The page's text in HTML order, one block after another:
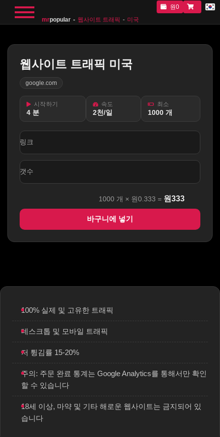
mrpopular 웹사이트 트래픽 미국
원0
웹사이트 트래픽 미국
google.com
시작하기
4 분
속도
2천/일
최소
1000 개
링크
갯수
1000 개 × 원0.333 = 원333
바구니에 넣기
100% 실제 및 고유한 트래픽
데스크톱 및 모바일 트래픽
저 튕김률 15-20%
주의: 주문 완료 통계는 Google Analytics를 통해서만 확인
할 수 있습니다
18세 이상, 마약 및 기타 해로운 웹사이트는 금지되어 있
습니다